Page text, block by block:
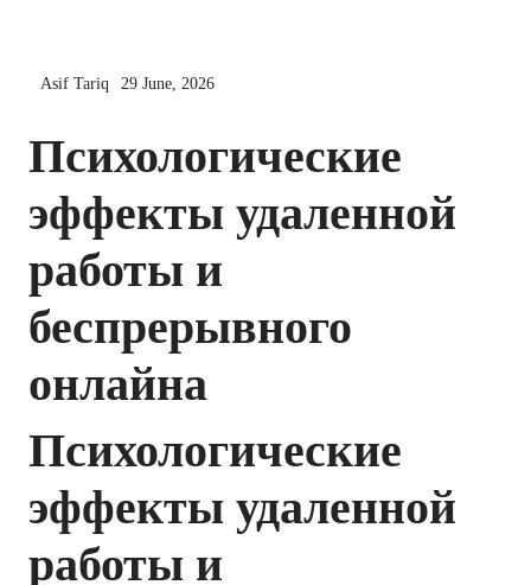
Asif Tariq 29 June, 2026
Психологические
эффекты удаленной
работы и
беспрерывного
онлайна
Психологические
эффекты удаленной
работы и